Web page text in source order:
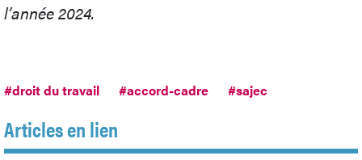
l’année 2024.
#droit du travail #accord-cadre #sajec
Articles en lien